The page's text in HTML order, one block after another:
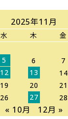
2025年11月
水 木 金
5 6 7
12 13 14
19 20 21
26 27 28
« 10月 12月 »